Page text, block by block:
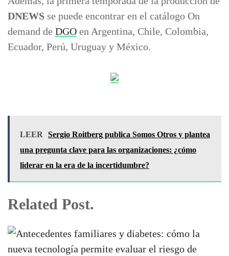
DNEWS se puede encontrar en el catálogo On
demand de DGO en Argentina, Chile, Colombia,
Ecuador, Perú, Uruguay y México.
LEER
Sergio Roitberg publica Somos Otros y plantea
una pregunta clave para las organizaciones: ¿cómo
liderar en la era de la incertidumbre?
Related Post.